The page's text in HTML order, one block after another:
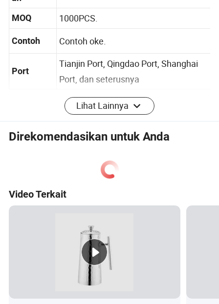
an
MOQ 1000PCS.
Contoh Contoh oke.
Tianjin Port, Qingdao Port, Shanghai
Proses Produk
Kemasan & Pengiriman
Lihat Lainnya
Direkomendasikan untuk Anda
Video Terkait